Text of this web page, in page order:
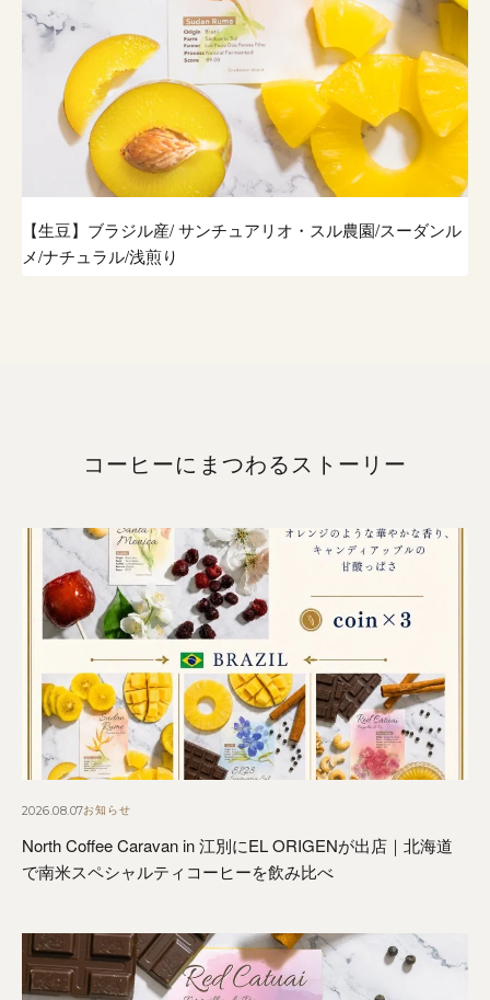
【生豆】ブラジル産/ サンチュアリオ・スル農園/スーダンル
メ/ナチュラル/浅煎り
コーヒーにまつわるストーリー
2026.08.07お知らせ
North Coffee Caravan in 江別にEL ORIGENが出店｜北海道
で南米スペシャルティコーヒーを飲み比べ